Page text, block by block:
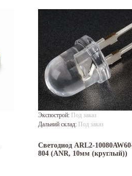
Экспострой: Под заказ
Дальний склад: Под заказ
Светодиод ARL2-
804 (ANR, 10мм (круглый))